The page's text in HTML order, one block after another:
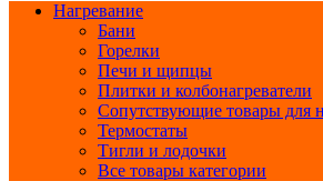
Нагревание
Бани
Горелки
Печи и щипцы
Плитки и колбонагреватели
Сопутствующие товары для
Термостаты
Тигли и лодочки
Все товары категории